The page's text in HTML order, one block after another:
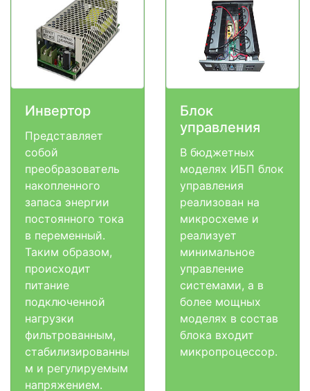
Инвертор
Представляет
собой
преобразователь
накопленного
запаса энергии
постоянного тока
в переменный.
Таким образом,
происходит
питание
подключенной
нагрузки
фильтрованным,
стабилизированны
м и регулируемым
напряжением.
Блок
управления
В бюджетных
моделях ИБП блок
управления
реализован на
микросхеме и
реализует
минимальное
управление
системами, а в
более мощных
моделях в состав
блока входит
микропроцессор.